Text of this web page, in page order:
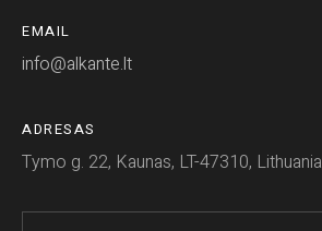
EMAIL
info@alkante.lt
ADRESAS
Tymo g. 22, Kaunas, LT-47310, Lithuania